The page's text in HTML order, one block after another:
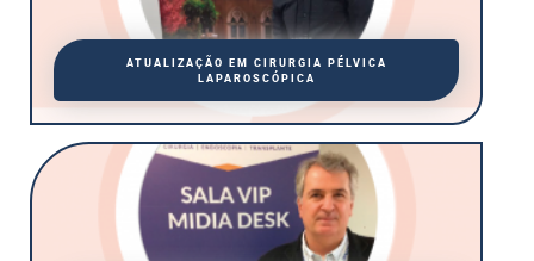
ATUALIZAÇÃO EM CIRURGIA PÉLVICA
LAPAROSCÓPICA